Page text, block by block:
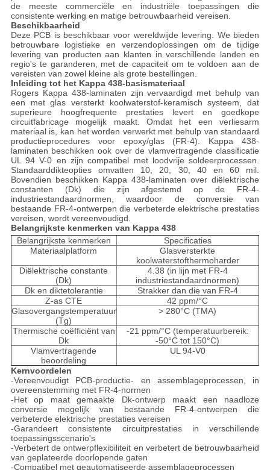
de meeste commerciële en industriële toepassingen die
consistente werking en matige betrouwbaarheid vereisen.
Beschikbaarheid
Deze PCB is beschikbaar voor wereldwijde levering. We bieden
betrouwbare logistieke en verzendoplossingen om de tijdige
levering van producten aan klanten in verschillende landen en
regio's te garanderen, met de capaciteit om te voldoen aan de
vereisten van zowel kleine als grote bestellingen.
Inleiding tot het Kappa 438-basismateriaal
Rogers Kappa 438-laminaten zijn vervaardigd met behulp van
een met glas versterkt koolwaterstof-keramisch systeem, dat
superieure hoogfrequente prestaties levert en goedkope
circuitfabricage mogelijk maakt. Omdat het een verliesarm
materiaal is, kan het worden verwerkt met behulp van standaard
productieprocedures voor epoxy/glas (FR-4). Kappa 438-
laminaten beschikken ook over de vlamvertragende classificatie
UL 94 V-0 en zijn compatibel met loodvrije soldeerprocessen.
Standaarddikteopties omvatten 10, 20, 30, 40 en 60 mil.
Bovendien beschikken Kappa 438-laminaten over diëlektrische
constanten (Dk) die zijn afgestemd op de FR-4-
industriestandaardnormen, waardoor de conversie van
bestaande FR-4-ontwerpen die verbeterde elektrische prestaties
vereisen, wordt vereenvoudigd.
Belangrijkste kenmerken van Kappa 438
Belangrijkste kenmerken
Specificaties
Materiaalplatform
Glasversterkte
koolwaterstofthermoharder
Diëlektrische constante
(Dk)
4.38 (in lijn met FR-4
industriestandaardnormen)
Dk en diktetolerantie
Strakker dan die van FR-4
Z-as CTE
42 ppm/°C
Glasovergangstemperatuur
(Tg)
> 280°C (TMA)
Thermische coëfficiënt van
Dk
-21 ppm/°C (temperatuurbereik:
-50°C tot 150°C)
Vlamvertragende
beoordeling
UL 94-V0
Kernvoordelen
-Vereenvoudigt PCB-productie- en assemblageprocessen, in
overeenstemming met FR-4-normen
-Het op maat gemaakte Dk-ontwerp maakt een naadloze
conversie mogelijk van bestaande FR-4-ontwerpen die
verbeterde elektrische prestaties vereisen
-Garandeert consistente circuitprestaties in verschillende
toepassingsscenario's
-Verbetert de ontwerpflexibiliteit en verbetert de betrouwbaarheid
van geplateerde doorlopende gaten
-Compatibel met geautomatiseerde assemblageprocessen